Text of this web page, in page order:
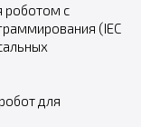
роботом с
(IEC
для